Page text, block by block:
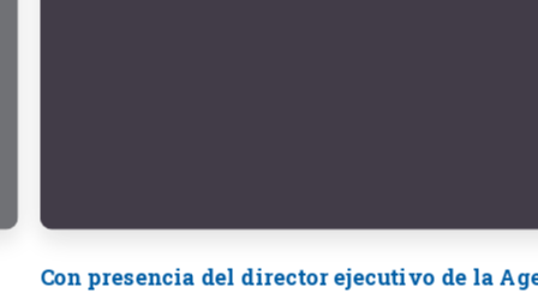
Con presencia del director ejecutivo de la